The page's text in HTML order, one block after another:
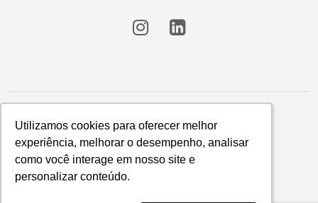
Utilizamos cookies para oferecer melhor
experiência, melhorar o desempenho, analisar
como você interage em nosso site e
personalizar conteúdo.
Utilizamos cookies para oferecer melhor
experiência, melhorar o desempenho, analisar
como você interage em nosso site e
personalizar conteúdo.
Política de Privacidade